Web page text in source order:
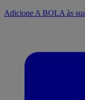
Adicione A BOLA às